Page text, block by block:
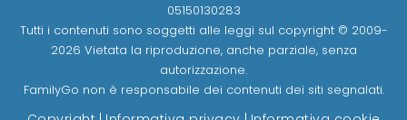
05150130283
Tutti i contenuti sono soggetti alle leggi sul copyright © 2009-
2026 Vietata la riproduzione, anche parziale, senza
autorizzazione.
FamilyGo non è responsabile dei contenuti dei siti segnalati.